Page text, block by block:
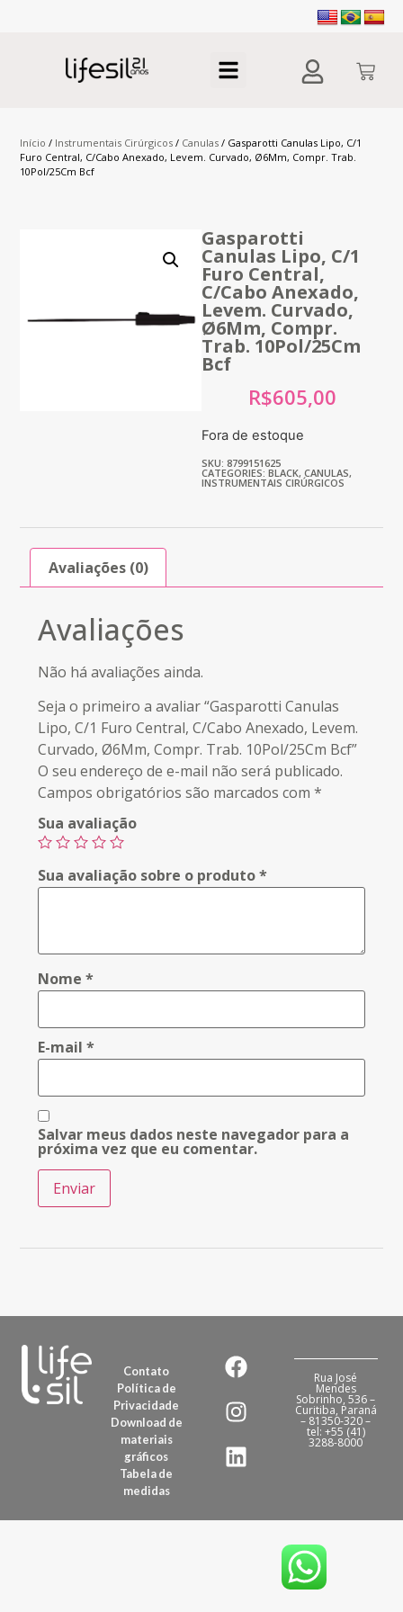
Início / Instrumentais Cirúrgicos / Canulas / Gasparotti Canulas Lipo, C/1
Furo Central, C/Cabo Anexado, Levem. Curvado, Ø6Mm, Compr. Trab.
10Pol/25Cm Bcf
Gasparotti
Canulas Lipo, C/1
Furo Central,
C/Cabo Anexado,
Levem. Curvado,
Ø6Mm, Compr.
Trab. 10Pol/25Cm
Bcf
R$605,00
Fora de estoque
SKU: 8799151625
CATEGORIES: BLACK, CANULAS,
INSTRUMENTAIS CIRÚRGICOS
Avaliações (0)
Avaliações
Não há avaliações ainda.
Seja o primeiro a avaliar “Gasparotti Canulas
Lipo, C/1 Furo Central, C/Cabo Anexado, Levem.
Curvado, Ø6Mm, Compr. Trab. 10Pol/25Cm Bcf”
O seu endereço de e-mail não será publicado.
Campos obrigatórios são marcados com*
Sua avaliação
Sua avaliação sobre o produto*
Nome*
E-mail*
Salvar meus dados neste navegador para a
próxima vez que eu comentar.
Contato
Política de
Privacidade
Download de
materiais
gráficos
Tabela de
medidas
Rua José
Mendes
Sobrinho, 536 –
Curitiba, Paraná
– 81350-320 –
tel: +55 (41)
3288-8000